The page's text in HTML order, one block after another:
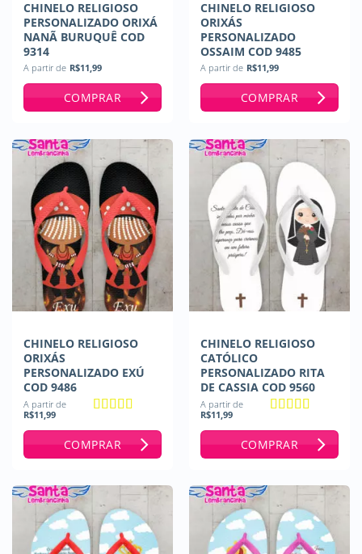
CHINELO RELIGIOSO
PERSONALIZADO ORIXÁ
NANÃ BURUQUÊ COD
9314
A partir de R$11,99
COMPRAR
CHINELO RELIGIOSO
ORIXÁS
PERSONALIZADO
OSSAIM COD 9485
A partir de R$11,99
COMPRAR
CHINELO RELIGIOSO
ORIXÁS
PERSONALIZADO EXÚ
COD 9486
A partir de
R$11,99
COMPRAR
CHINELO RELIGIOSO
CATÓLICO
PERSONALIZADO RITA
DE CASSIA COD 9560
A partir de
R$11,99
COMPRAR